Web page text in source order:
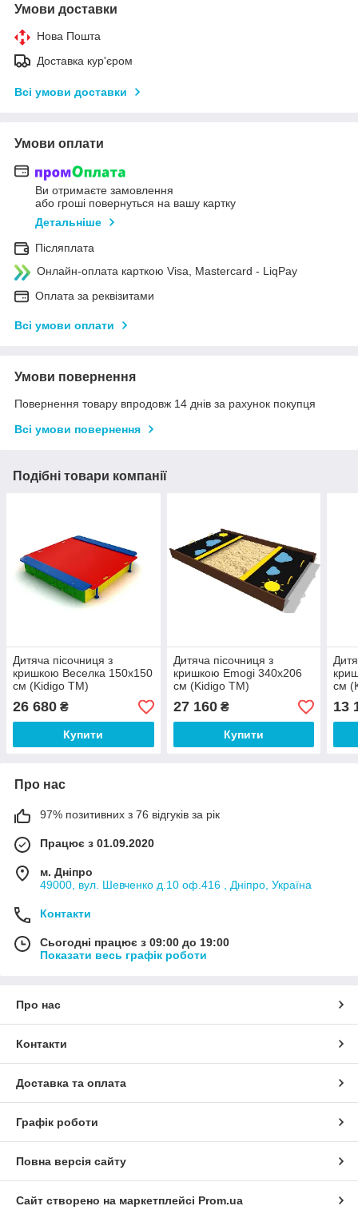
Умови доставки
Нова Пошта
Доставка кур'єром
Всі умови доставки
Умови оплати
Ви отримаєте замовлення
або гроші повернуться на вашу картку
Детальніше
Післяплата
Онлайн-оплата карткою Visa, Mastercard - LiqPay
Оплата за реквізитами
Всі умови оплати
Умови повернення
Повернення товару впродовж 14 днів за рахунок покупця
Всі умови повернення
Подібні товари компанії
Дитяча пісочниця з
кришкою Веселка 150x150
см (Kidigo ТМ)
26 680 ₴
Купити
Дитяча пісочниця з
кришкою Emogi 340x206
см (Kidigo ТМ)
27 160₴
Купити
см
13
Про нас
97% позитивних з 76 відгуків за рік
Працює з 01.09.2020
м. Дніпро
49000, вул. Шевченко д.10 оф.416 , Дніпро, Україна
Контакти
Сьогодні працює з 09:00 до 19:00
Показати весь графік роботи
Про нас
Контакти
Доставка та оплата
Графік роботи
Повна версія сайту
Сайт створено на маркетплейсі Prom.ua